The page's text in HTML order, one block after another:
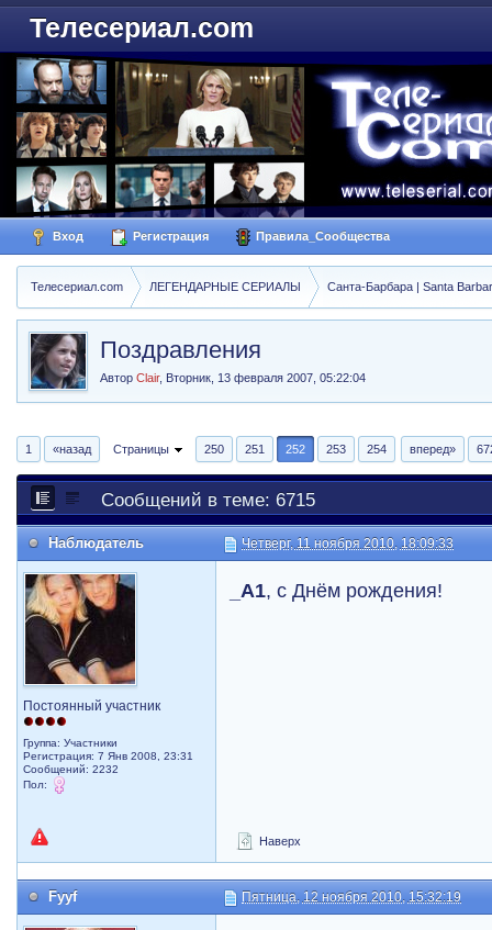
Телесериал.com
Вход Регистрация Правила_Сообщества
Телесериал.com ЛЕГЕНДАРНЫЕ СЕРИАЛЫ Санта-Барбара | Santa
Поздравления
АвторClair, Вторник, 13 февраля 2007, 05:22:04
1 «назад Страницы 250 251 252 253 254 вперед»
Сообщений в теме: 6715
Наблюдатель Четверг, 11 ноября 2010, 18:09:33
Постоянный участник
Группа: Участники
Регистрация: 7 Янв 2008, 23:31
Сообщений: 2232
Пол:
_A1, с Днём рождения!
Наверх
Fyyf Пятница, 12 ноября 2010, 15:32:19